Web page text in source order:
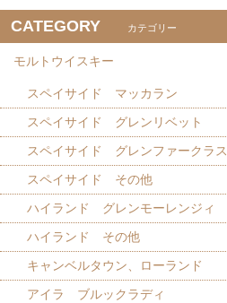
CATEGORY カテゴリー
モルトウイスキー
スペイサイド マッカラン
スペイサイド グレンリベット
スペイサイド グレンファークラス
スペイサイド その他
ハイランド グレンモーレンジィ
ハイランド その他
キャンベルタウン、ローランド
アイラ ブルックラディ